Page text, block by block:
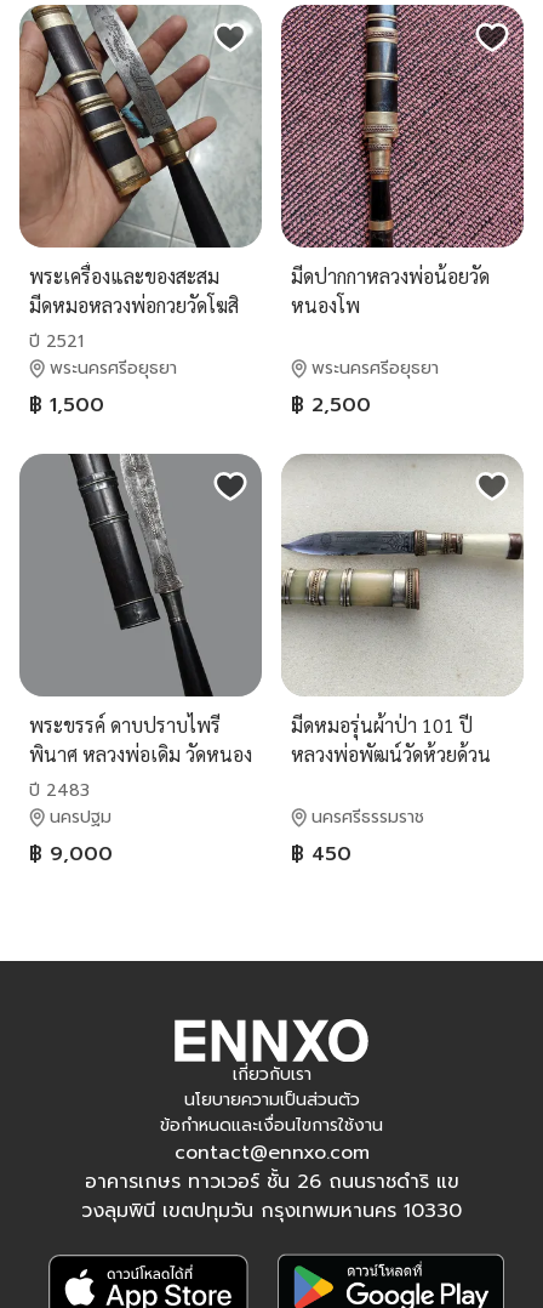
พระเครื่องและของสะสม
มีดหมอหลวงพ่อกวยวัดโฆสิ
ตาราม
ปี 2521
พระนครศรีอยุธยา
฿ 1,500
มีดปากกาหลวงพ่อน้อยวัด
หนองโพ​
พระนครศรีอยุธยา
฿ 2,500
พระขรรค์ ดาบปราบไพรี
พินาศ หลวงพ่อเดิม วัดหนอง
โพ ยาว24ซม. เป็นพระ
ขรรค์ที่จะสร้างขึ้นตามตำรา
ปี 2483
นครปฐม
฿ 9,000
มีดหมอรุ่นผ้าป่า 101 ปี
หลวงพ่อพัฒน์วัดห้วยด้วน
นครศรีธรรมราช
฿ 450
เกี่ยวกับเรา
นโยบายความเป็นส่วนตัว
ข้อกำหนดและเงื่อนไขการใช้งาน
contact@ennxo.com
อาคารเกษร ทาวเวอร์ ชั้น 26 ถนนราชดำริ แข
วงลุมพินี เขตปทุมวัน กรุงเทพมหานคร 10330